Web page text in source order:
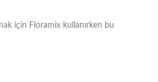
için Floramix kullanırken bu